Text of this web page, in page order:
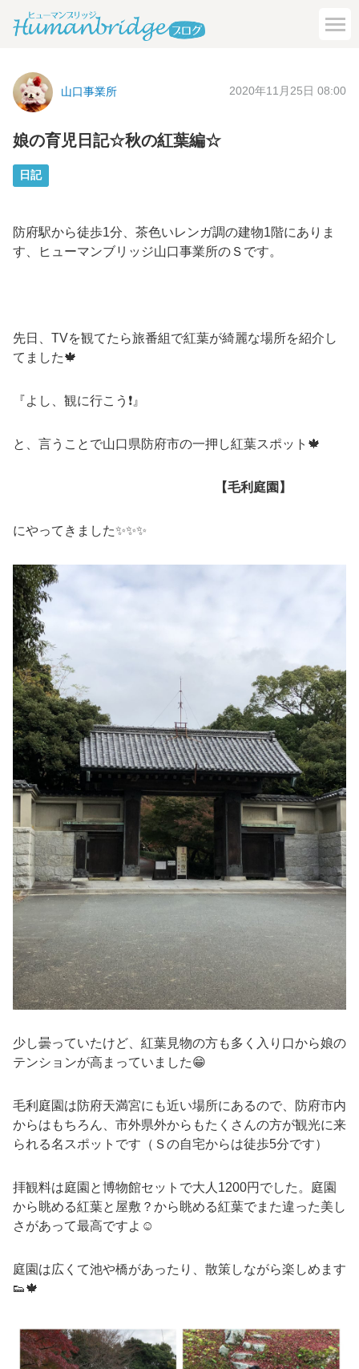
山口事業所 2020年11月25日 08:00
娘の育児日記☆秋の紅葉編☆
日記
防府駅から徒歩1分、茶色いレンガ調の建物1階にありま
す、ヒューマンブリッジ山口事業所のＳです。
先日、TVを観てたら旅番組で紅葉が綺麗な場所を紹介し
てました🍁
『よし、観に行こう❗️』
と、言うことで山口県防府市の一押し紅葉スポット🍁
【毛利庭園】
にやってきました✨✨✨
少し曇っていたけど、紅葉見物の方も多く入り口から娘の
テンションが高まっていました😁
毛利庭園は防府天満宮にも近い場所にあるので、防府市内
からはもちろん、市外県外からもたくさんの方が観光に来
られる名スポットです（Ｓの自宅からは徒歩5分です）
拝観料は庭園と博物館セットで大人1200円でした。庭園
から眺める紅葉と屋敷？から眺める紅葉でまた違った美し
さがあって最高ですよ☺️
庭園は広くて池や橋があったり、散策しながら楽しめます
👟🍁